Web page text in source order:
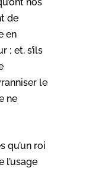
de
en
; et, s’ils
le
ne
qu’un roi
l’usage